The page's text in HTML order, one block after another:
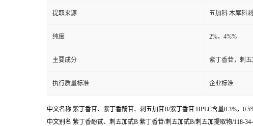
提取来源 五加科 木犀科
纯度 2%，4%%
主要成分 紫丁香苷，刺
执行质量标准 企业标准
中文名称 紫丁香苷、紫丁香酚苷、刺五加苷B/紫丁香苷 HPLC含量0.3%，
中文别名 紫丁香酚甙、刺五加甙B 紫丁香苷/刺五加甙B/刺五加提取物/118-